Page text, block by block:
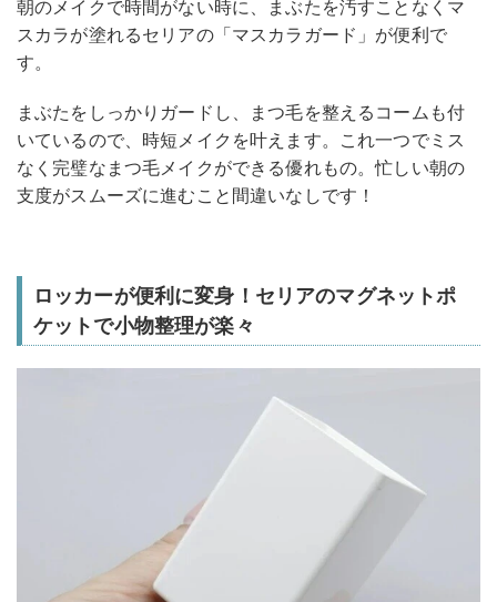
朝のメイクで時間がない時に、まぶたを汚すことなくマ
スカラが塗れるセリアの「マスカラガード」が便利で
す。
まぶたをしっかりガードし、まつ毛を整えるコームも付
いているので、時短メイクを叶えます。これ一つでミス
なく完璧なまつ毛メイクができる優れもの。忙しい朝の
支度がスムーズに進むこと間違いなしです！
ロッカーが便利に変身！セリアのマグネットポ
ケットで小物整理が楽々